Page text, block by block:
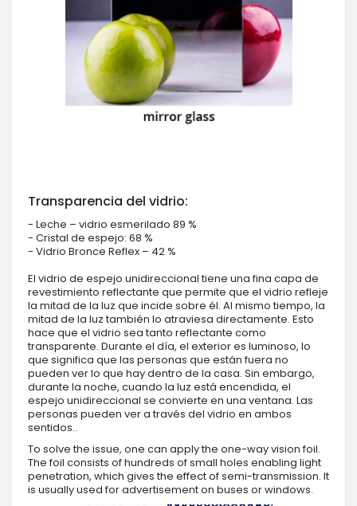
Transparencia del vidrio:
- Leche – vidrio esmerilado 89 %
- Cristal de espejo: 68 %
- Vidrio Bronce Reflex – 42 %
El vidrio de espejo unidireccional tiene una fina capa de
revestimiento reflectante que permite que el vidrio refleje
la mitad de la luz que incide sobre él. Al mismo tiempo, la
mitad de la luz también lo atraviesa directamente. Esto
hace que el vidrio sea tanto reflectante como
transparente. Durante el día, el exterior es luminoso, lo
que significa que las personas que están fuera no
pueden ver lo que hay dentro de la casa. Sin embargo,
durante la noche, cuando la luz está encendida, el
espejo unidireccional se convierte en una ventana. Las
personas pueden ver a través del vidrio en ambos
sentidos..
To solve the issue, one can apply the one-way vision foil.
The foil consists of hundreds of small holes enabling light
penetration, which gives the effect of semi-transmission. It
is usually used for advertisement on buses or windows.